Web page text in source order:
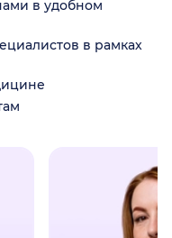
в удобном
в рамках